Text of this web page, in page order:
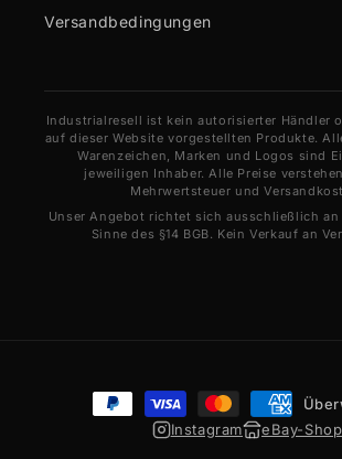
Versandbedingungen
Industrialresell ist kein autorisierter Händler
auf dieser Website vorgestellten Produkte.
Warenzeichen, Marken und Logos sind
jeweiligen Inhaber. Alle Preise
Mehrwertsteuer und
Unser Angebot richtet sich ausschließlich an
Sinne des §14 BGB. Kein Verkauf an
Zahlungsmethoden
Instagram
eBay-Shop